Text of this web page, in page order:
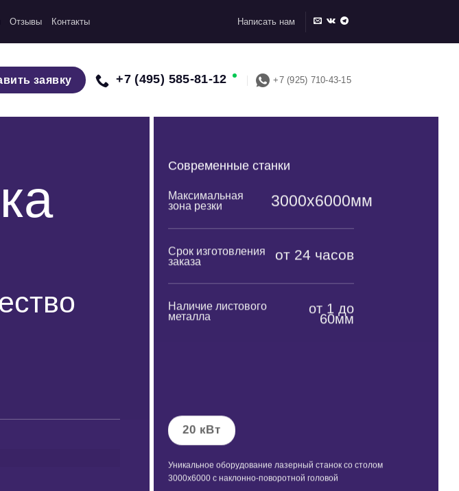
Отзывы Контакты Написать нам
заявку +7 (495) 585-81-12 +7 (925) 710-43-15
Современные станки
Максимальная
зона резки
3000х6000мм
Срок изготовления
заказа
от 24 часов
Наличие листового
металла
от 1 до
60мм
20 кВт
Уникальное оборудование лазерный станок со столом
3000х6000 с наклонно-поворотной головой